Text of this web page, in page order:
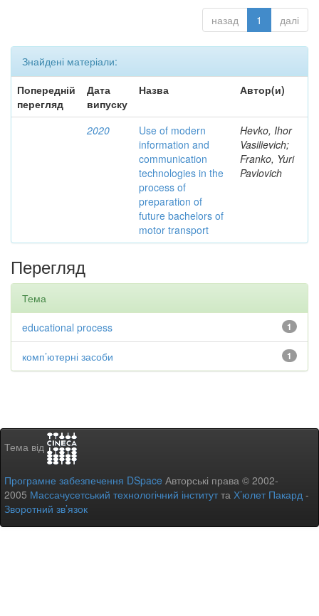
назад 1 далі
Знайдені матеріали:
Попередній
перегляд
Дата
випуску
Назва Автор(и)
2020
Use of modern
information and
communication
technologies in the
process of
preparation of
future bachelors of
motor transport
Hevko, Ihor
Vasilievich;
Franko, Yuri
Pavlovich
Перегляд
Тема
1
educational process
1
комп’ютерні засоби
Тема від
Програмне забезпечення DSpace Авторські права © 2002-
2005 Массачусетський технологічний інститутта Х’юлет Пакард -
Зворотний зв’язок